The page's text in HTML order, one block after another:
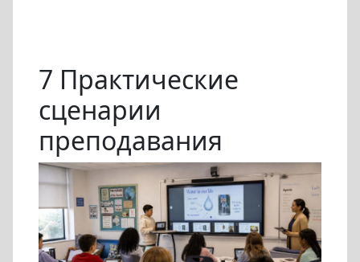
7 Практические
сценарии
преподавания